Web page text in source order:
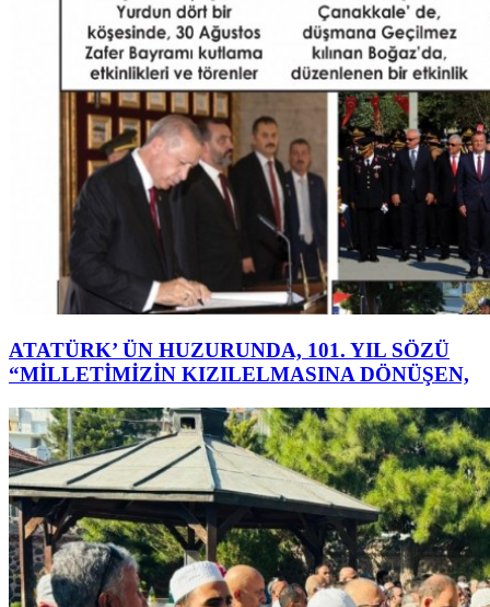
ATATÜRK’ ÜN HUZURUNDA, 101. YIL SÖZÜ
“MİLLETİMİZİN KIZILELMASINA DÖNÜŞEN,